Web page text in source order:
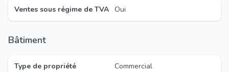
Ventes sous régime de TVA Oui
Bâtiment
Type de propriété
Commercial